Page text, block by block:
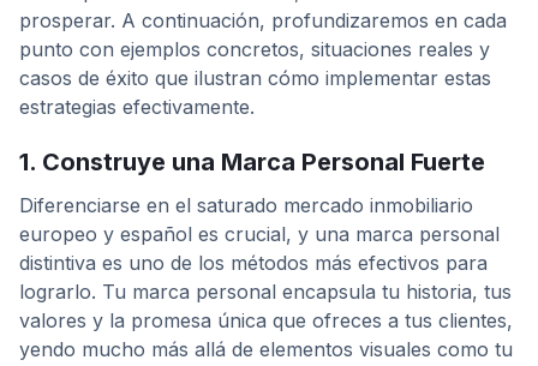
prosperar. A continuación, profundizaremos en cada
punto con ejemplos concretos, situaciones reales y
casos de éxito que ilustran cómo implementar estas
estrategias efectivamente.
1. Construye una Marca Personal Fuerte
Diferenciarse en el saturado mercado inmobiliario
europeo y español es crucial, y una marca personal
distintiva es uno de los métodos más efectivos para
lograrlo. Tu marca personal encapsula tu historia, tus
valores y la promesa única que ofreces a tus clientes,
yendo mucho más allá de elementos visuales como tu